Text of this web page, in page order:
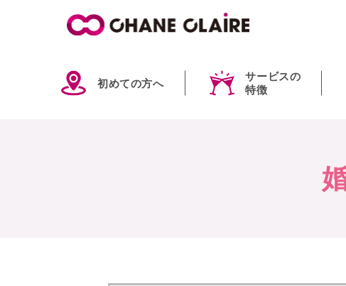
初めての方へ
サービスの
特徴